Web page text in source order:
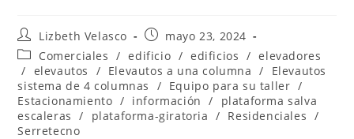
Lizbeth Velasco
mayo 23, 2024
Comerciales / edificio / edificios / elevadores
/ elevautos / Elevautos a una columna /
Elevautos
sistema de 4 columnas
/ Equipo para su taller /
Estacionamiento / información /
plataforma salva
escaleras
/ plataforma-giratoria / Residenciales /
Serretecno